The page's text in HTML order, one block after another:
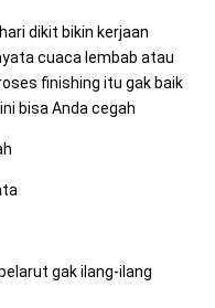
dikit bikin kerjaan
cuaca lembab atau
finishing itu gak baik
bisa Anda cegah
gak ilang-ilang